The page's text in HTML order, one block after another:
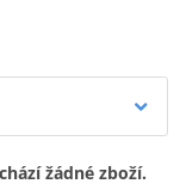
žádné zboží.